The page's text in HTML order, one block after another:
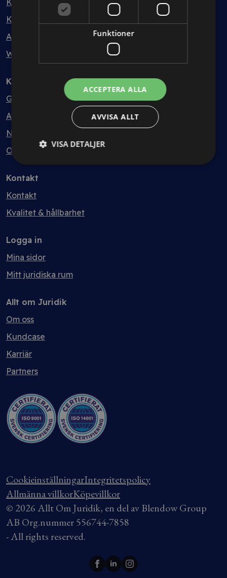
Kurser
Kurspaket
Abonnemang
Webbinarium
Kunskapsbank
Guider
Avtalsmallar
Nyheter
Ordlista
Kontakt
Kontakt
Kvalitet & hållbarhet
Logga in
Mina sidor
Mitt juridiska rum
Allt om Juridik
Om oss
Kundcase
Karriär
Partners
CookieinställningarIntegritetspolicy
Allmänna villkorKöpevillkor
© 2026 Allt Om Juridik, en del av Blendow Group
AB Org.nummer 556744-7858
- All rights reserved.
Funktioner
ACCEPTERA ALLA
AVVISA ALLT
VISA DETALJER